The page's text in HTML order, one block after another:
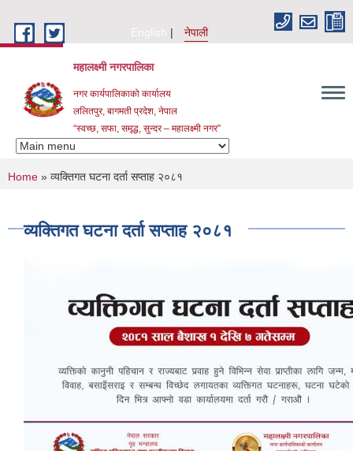
English
नेपाली
महालक्ष्मी नगरपालिका
नगर कार्यपालिकाको कार्यालय
ललितपुर, बागमती प्रदेश, नेपाल
“स्वच्छ, सफा, समृद्ध, सुन्दर – महालक्ष्मी नगर”
You are here
Home » व्यक्तिगत घटना दर्ता सप्ताह २०८१
व्यक्तिगत घटना दर्ता सप्ताह २०८१